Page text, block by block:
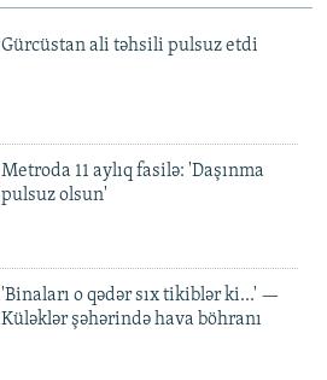
Gürcüstan ali təhsili pulsuz etdi
Metroda 11 aylıq fasilə: 'Daşınma
pulsuz olsun'
'Binaları o qədər sıx tikiblər ki...' —
Küləklər şəhərində hava böhranı